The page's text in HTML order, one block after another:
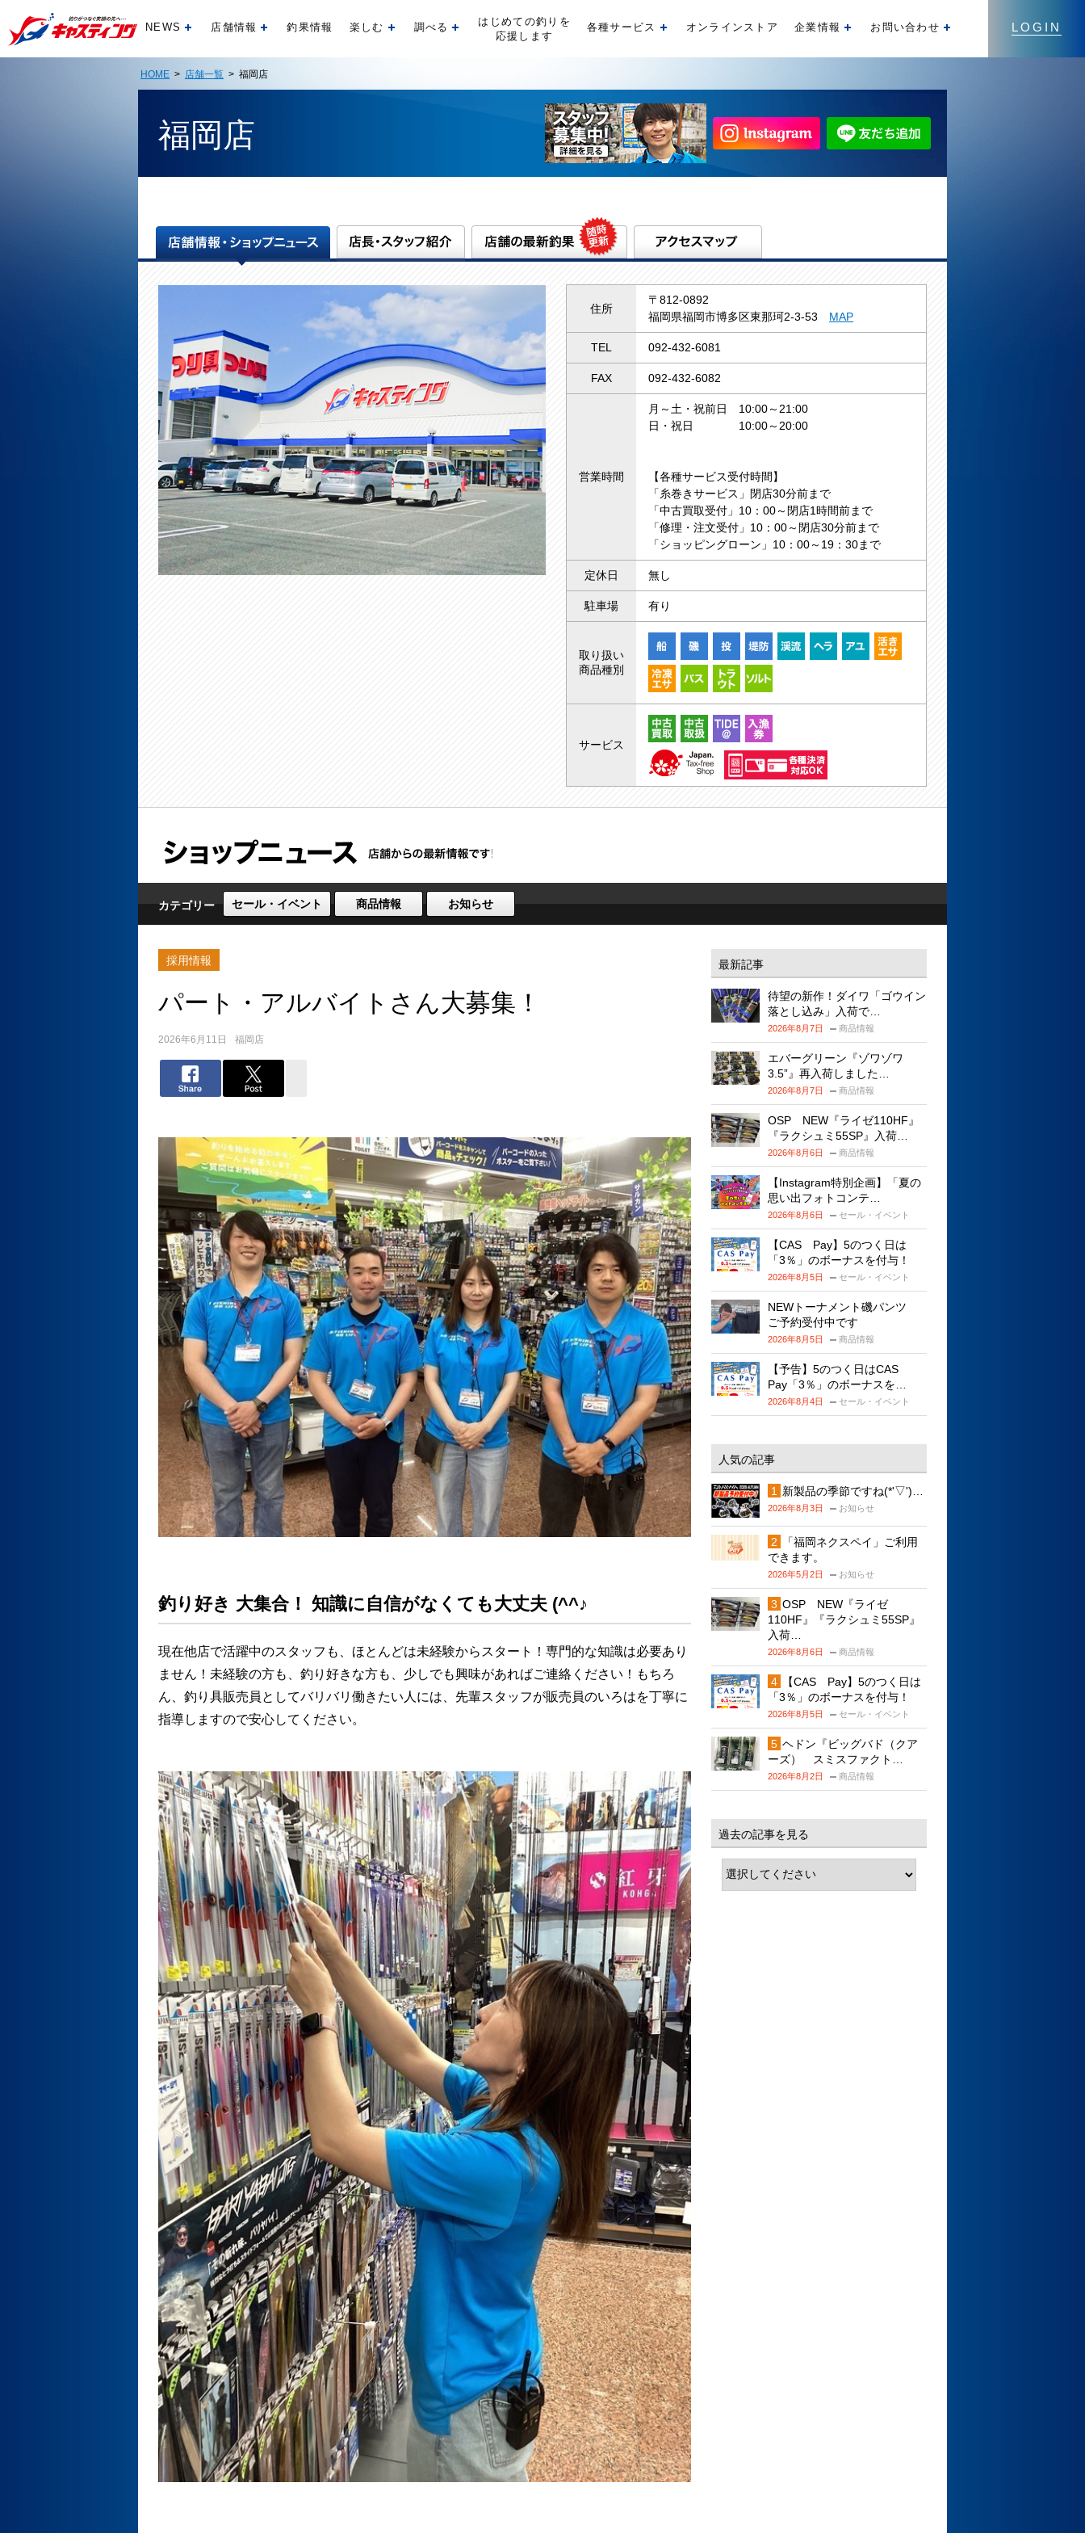
LOGIN
NEWS 開く店舗情報 開く釣果情報 楽しむ 開く調べる 開く
はじめての釣りを
応援します
各種サービス 開くオンラインストア 企業情報 開くお問い合わせ
HOME > 店舗一覧 > 福岡店
福岡店
住所
〒812-0892
福岡県福岡市博多区東那珂2-3-53 MAP
TEL 092-432-6081
FAX 092-432-6082
営業時間
月～土・祝前日 10:00～21:00
日・祝日 10:00～20:00
【各種サービス受付時間】
「糸巻きサービス」閉店30分前まで
「中古買取受付」10：00～閉店1時間前まで
「修理・注文受付」10：00～閉店30分前まで
「ショッピングローン」10：00～19：30まで
定休日 無し
駐車場 有り
取り扱い
商品種別
サービス
カテゴリー セール・イベント 商品情報 お知らせ
採用情報
パート・アルバイトさん大募集！
2026年6月11日 福岡店
釣り好き 大集合！ 知識に自信がなくても大丈夫 (^^♪
現在他店で活躍中のスタッフも、ほとんどは未経験からスタート！専門的な知識は必要あり
ません！未経験の方も、釣り好きな方も、少しでも興味があればご連絡ください！もちろ
ん、釣り具販売員としてバリバリ働きたい人には、先輩スタッフが販売員のいろはを丁寧に
指導しますので安心してください。
最新記事
待望の新作！ダイワ「ゴウイン
落とし込み」入荷で…
2026年8月7日 商品情報
エバーグリーン『ゾワゾワ
3.5”』再入荷しました…
2026年8月7日 商品情報
OSP NEW『ライゼ110HF』
『ラクシュミ55SP』入荷…
2026年8月6日 商品情報
【Instagram特別企画】「夏の
思い出フォトコンテ…
2026年8月6日 セール・イベント
【CAS Pay】5のつく日は
「3％」のボーナスを付与！
2026年8月5日 セール・イベント
NEWトーナメント磯パンツ
ご予約受付中です
2026年8月5日 商品情報
【予告】5のつく日はCAS
Pay「3％」のボーナスを…
2026年8月4日 セール・イベント
人気の記事
新製品の季節ですね(*'▽')…
2026年8月3日 お知らせ
「福岡ネクスペイ」ご利用
できます。
2026年5月2日 お知らせ
OSP NEW『ライゼ
110HF』『ラクシュミ55SP』
入荷…
2026年8月6日 商品情報
【CAS Pay】5のつく日は
「3％」のボーナスを付与！
2026年8月5日 セール・イベント
ヘドン『ビッグバド（クア
ーズ） スミスファクト…
2026年8月2日 商品情報
過去の記事を見る